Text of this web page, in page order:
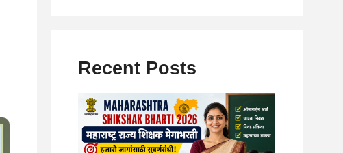
Recent Posts